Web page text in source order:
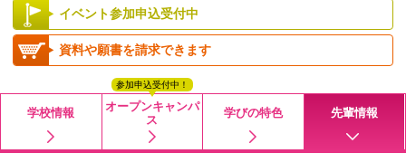
イベント参加申込受付中
資料や願書を請求できます
学校情報
オープンキャンパ
ス
参加申込受付中！
学びの特色 先輩情報